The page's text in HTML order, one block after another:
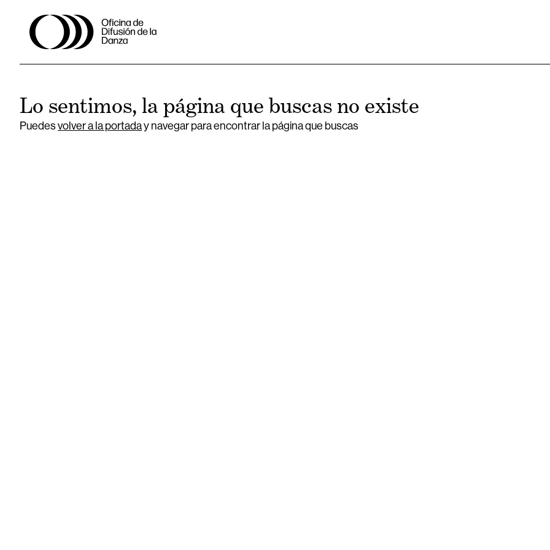
Lo sentimos, la página que buscas no existe
Puedesvolver a la portaday navegar para encontrar la página que buscas